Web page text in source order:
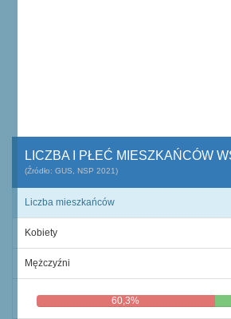
LICZBA I PŁEĆ MIESZKAŃCÓW
(Źródło: GUS, NSP 2021)
Liczba mieszkańców
Kobiety
Mężczyźni
60,3%